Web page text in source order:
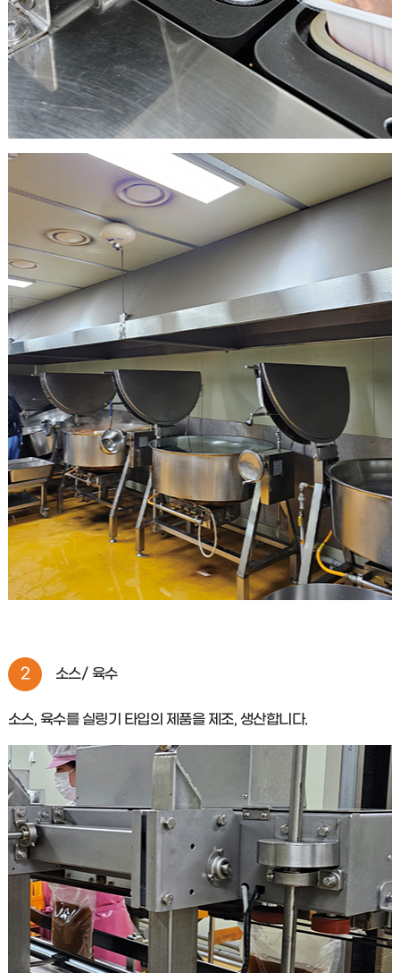
2 소스/ 육수
소스, 육수를 실링기 타입의 제품을 제조, 생산합니다.